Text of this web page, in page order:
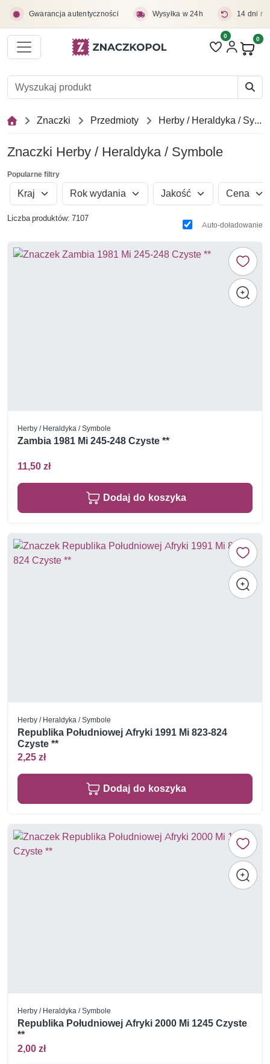
Gwarancja autentyczności Wysyłka w 24h 14 dni
Liczba pozycji
0 0
Znaczki Przedmioty Herby / Heraldyka / Symbole
Znaczki Herby / Heraldyka / Symbole
Popularne filtry
Kraj Rok wydania Jakość Cena
Liczba produktów: 7107
Auto-doładowanie
Herby / Heraldyka / Symbole
Zambia 1981 Mi 245-248 Czyste **
11,50 zł
Dodaj do koszyka
Herby / Heraldyka / Symbole
Republika Południowej Afryki 1991 Mi 823-824
Czyste **
2,25 zł
Dodaj do koszyka
Herby / Heraldyka / Symbole
Republika Południowej Afryki 2000 Mi 1245 Czyste
**
2,00 zł